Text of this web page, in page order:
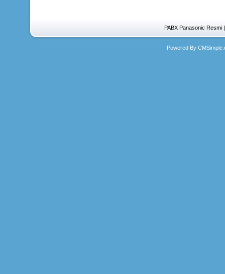
PABX Panasonic Resmi
Powered By